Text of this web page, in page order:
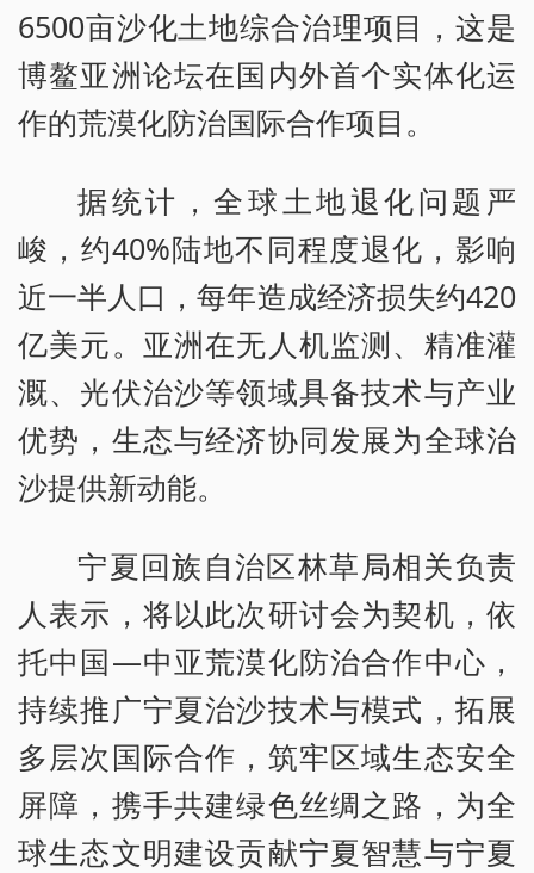
6500亩沙化土地综合治理项目，这是
博鳌亚洲论坛在国内外首个实体化运
作的荒漠化防治国际合作项目。
据统计，全球土地退化问题严
峻，约40%陆地不同程度退化，影响
近一半人口，每年造成经济损失约420
亿美元。亚洲在无人机监测、精准灌
溉、光伏治沙等领域具备技术与产业
优势，生态与经济协同发展为全球治
沙提供新动能。
宁夏回族自治区林草局相关负责
人表示，将以此次研讨会为契机，依
托中国—中亚荒漠化防治合作中心，
持续推广宁夏治沙技术与模式，拓展
多层次国际合作，筑牢区域生态安全
屏障，携手共建绿色丝绸之路，为全
球生态文明建设贡献宁夏智慧与宁夏